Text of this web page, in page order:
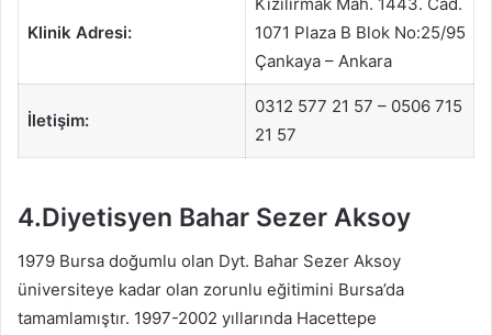
Klinik Adresi:
1071 Plaza B Blok No:25/95
Çankaya – Ankara
İletişim:
0312 577 21 57 – 0506 715
21 57
4.Diyetisyen Bahar Sezer Aksoy
1979 Bursa doğumlu olan Dyt. Bahar Sezer Aksoy
üniversiteye kadar olan zorunlu eğitimini Bursa’da
tamamlamıştır. 1997-2002 yıllarında Hacettepe